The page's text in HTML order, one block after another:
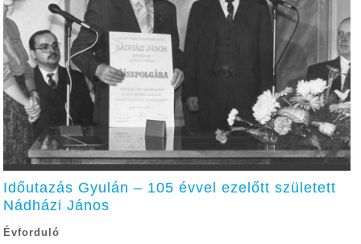
Időutazás Gyulán – 105 évvel ezelőtt született
Nádházi János
Évforduló